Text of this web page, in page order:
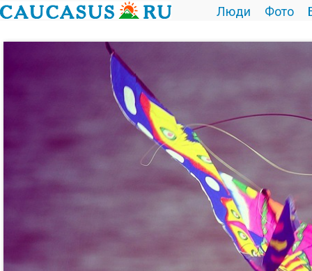
Люди Фото